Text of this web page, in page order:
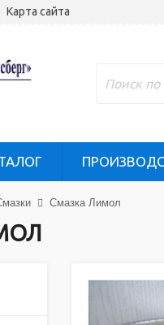
Карта сайта
Смазка Лимол